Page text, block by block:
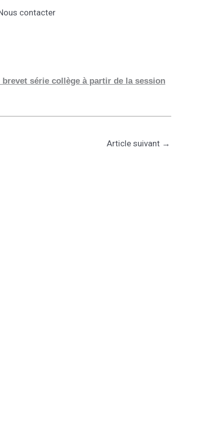
contacter
série collège à partir de la session
Article suivant →